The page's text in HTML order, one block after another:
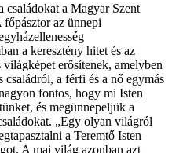
családokat a Magyar Szent
főpásztor az ünnepi
a keresztény hitet és az
erősítenek, amelyben
a férfi és a nő egymás
fontos, hogy mi Isten
és megünnepeljük a
„Egy olyan világról
a Teremtő Isten
A mai világ azonban azt